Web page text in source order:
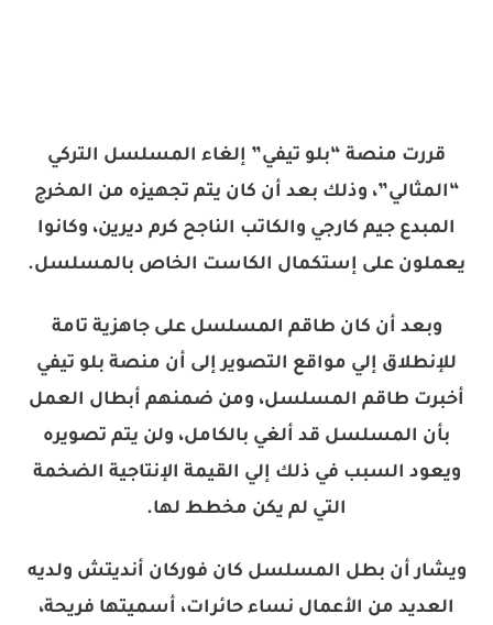
قررت منصة “بلو تيفي” إلغاء المسلسل التركي
“المثالي”، وذلك بعد أن كان يتم تجهيزه من المخرج
المبدع جيم كارجي والكاتب الناجح كرم ديرين، وكانوا
يعملون على إستكمال الكاست الخاص بالمسلسل.
وبعد أن كان طاقم المسلسل على جاهزية تامة
للإنطلاق إلي مواقع التصوير إلى أن منصة بلو تيفي
أخبرت طاقم المسلسل، ومن ضمنهم أبطال العمل
بأن المسلسل قد ألغي بالكامل، ولن يتم تصويره
ويعود السبب في ذلك إلي القيمة الإنتاجية الضخمة
التي لم يكن مخطط لها.
ويشار أن بطل المسلسل كان فوركان أنديتش ولديه
العديد من الأعمال نساء حائرات، أسميتها فريحة،